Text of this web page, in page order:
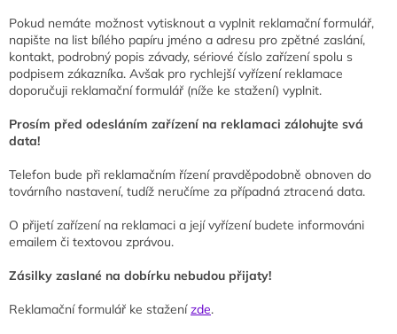
Pokud nemáte možnost vytisknout a vyplnit reklamační formulář,
napište na list bílého papíru jméno a adresu pro zpětné zaslání,
kontakt, podrobný popis závady, sériové číslo zařízení spolu s
podpisem zákazníka. Avšak pro rychlejší vyřízení reklamace
doporučuji reklamační formulář (níže ke stažení) vyplnit.
Prosím před odesláním zařízení na reklamaci zálohujte svá
data!
Telefon bude při reklamačním řízení pravděpodobně obnoven do
továrního nastavení, tudíž neručíme za případná ztracená data.
O přijetí zařízení na reklamaci a její vyřízení budete informováni
emailem či textovou zprávou.
Zásilky zaslané na dobírku nebudou přijaty!
Reklamační formulář ke staženízde.